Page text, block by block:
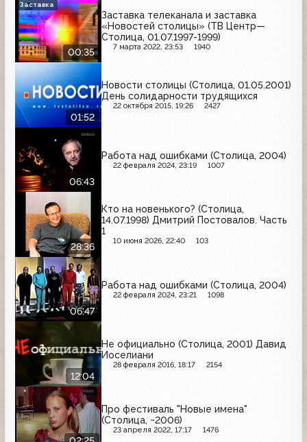
00:35
Заставка телеканала и заставка
«Новостей столицы» (ТВ Центр—
Столица, 01.07.1997-1999)
7 марта 2022, 23:53 1940
Заставка
01:52
Новости столицы (Столица, 01.05.2001)
День солидарности трудящихся
22 октября 2015, 19:26 2427
06:43
Работа над ошибками (Столица, 2004)
22 февраля 2024, 23:19 1007
28:36
Кто на новенького? (Столица,
14.07.1998) Дмитрий Постовалов. Часть
1
10 июня 2026, 22:40 103
06:47
Работа над ошибками (Столица, 2004)
22 февраля 2024, 23:21 1098
12:04
Не официально (Столица, 2001) Давид
Иоселиани
28 февраля 2016, 18:17 2154
Про фестиваль "Новые имена"
(Столица, ~2006)
23 апреля 2022, 17:17 1476